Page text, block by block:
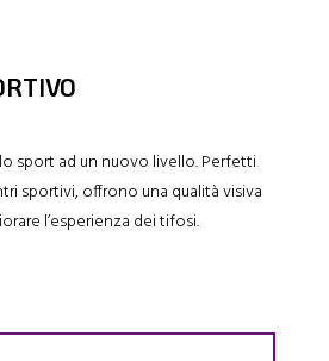
sport ad un nuovo livello. Perfetti
sportivi, offrono una qualità visiva
l’esperienza dei tifosi.